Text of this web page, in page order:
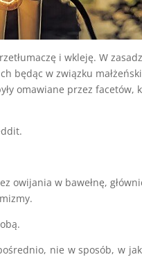
i wkleję. W
będąc w związku
omawiane przez facetów,
owijania w bawełnę,
nie w sposób, w